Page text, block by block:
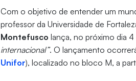
Com o objetivo de entender um
professor da Universidade de
Montefusco lança, no próximo dia
internacional”. O lançamento
Unifor), localizado no bloco M, a